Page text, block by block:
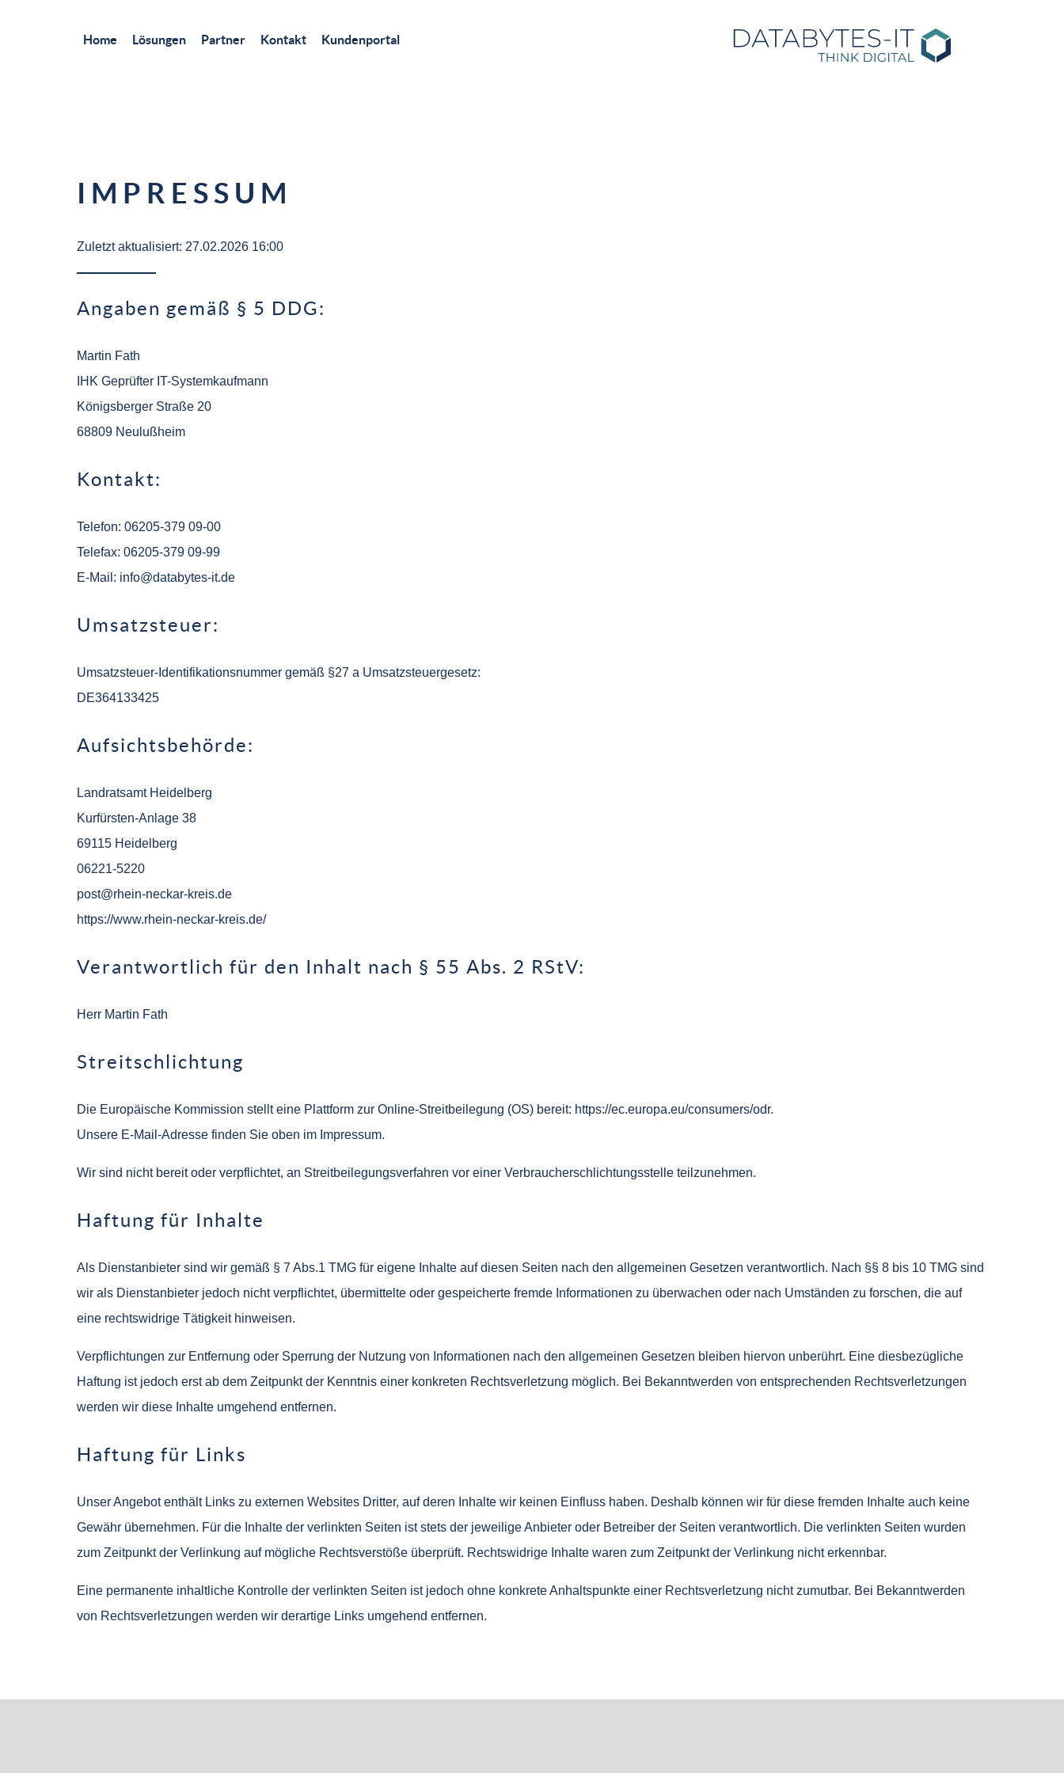
Home Lösungen Partner Kontakt Kundenportal
IMPRESSUM
Zuletzt aktualisiert: 27.02.2026 16:00
Angaben gemäß § 5 DDG:
Martin Fath
IHK Geprüfter IT-Systemkaufmann
Königsberger Straße 20
68809 Neulußheim
Kontakt:
Telefon: 06205-379 09-00
Telefax: 06205-379 09-99
E-Mail: info@databytes-it.de
Umsatzsteuer:
Umsatzsteuer-Identifikationsnummer gemäß §27 a Umsatzsteuergesetz:
DE364133425
Aufsichtsbehörde:
Landratsamt Heidelberg
Kurfürsten-Anlage 38
69115 Heidelberg
06221-5220
post@rhein-neckar-kreis.de
https://www.rhein-neckar-kreis.de/
Verantwortlich für den Inhalt nach § 55 Abs. 2 RStV:
Herr Martin Fath
Streitschlichtung
Die Europäische Kommission stellt eine Plattform zur Online-Streitbeilegung (OS) bereit: https://ec.europa.eu/consumers/odr.
Unsere E-Mail-Adresse finden Sie oben im Impressum.
Wir sind nicht bereit oder verpflichtet, an Streitbeilegungsverfahren vor einer Verbraucherschlichtungsstelle teilzunehmen.
Haftung für Inhalte
Als Dienstanbieter sind wir gemäß § 7 Abs.1 TMG für eigene Inhalte auf diesen Seiten nach den allgemeinen Gesetzen verantwortlich. Nach §§ 8 bis 10 TMG sind
wir als Dienstanbieter jedoch nicht verpflichtet, übermittelte oder gespeicherte fremde Informationen zu überwachen oder nach Umständen zu forschen, die auf
eine rechtswidrige Tätigkeit hinweisen.
Verpflichtungen zur Entfernung oder Sperrung der Nutzung von Informationen nach den allgemeinen Gesetzen bleiben hiervon unberührt. Eine diesbezügliche
Haftung ist jedoch erst ab dem Zeitpunkt der Kenntnis einer konkreten Rechtsverletzung möglich. Bei Bekanntwerden von entsprechenden Rechtsverletzungen
werden wir diese Inhalte umgehend entfernen.
Haftung für Links
Unser Angebot enthält Links zu externen Websites Dritter, auf deren Inhalte wir keinen Einfluss haben. Deshalb können wir für diese fremden Inhalte auch keine
Gewähr übernehmen. Für die Inhalte der verlinkten Seiten ist stets der jeweilige Anbieter oder Betreiber der Seiten verantwortlich. Die verlinkten Seiten wurden
zum Zeitpunkt der Verlinkung auf mögliche Rechtsverstöße überprüft. Rechtswidrige Inhalte waren zum Zeitpunkt der Verlinkung nicht erkennbar.
Eine permanente inhaltliche Kontrolle der verlinkten Seiten ist jedoch ohne konkrete Anhaltspunkte einer Rechtsverletzung nicht zumutbar. Bei Bekanntwerden
von Rechtsverletzungen werden wir derartige Links umgehend entfernen.